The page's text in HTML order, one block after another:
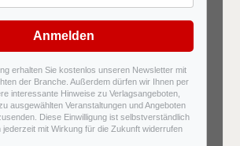
Anmelden
erhalten Sie kostenlos unseren Newsletter mit
der Branche. Außerdem dürfen wir Ihnen per
interessante Hinweise zu Verlagsangeboten,
ausgewählten Veranstaltungen und Angeboten
Diese Einwilligung ist selbstverständlich
jederzeit mit Wirkung für die Zukunft widerrufen